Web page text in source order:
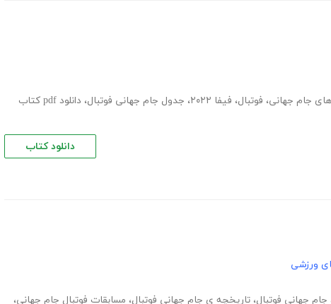
جام جهانی، فوتبال، فیفا ۲۰۲۲ ، جدول جام جهانی فوتبال،
دانلود pdf کتاب
دانلود کتاب
ورزشی
جام جهانی فوتبال، تاریخچه ی جام جهانی فوتبال، مسابقات فوتبال جام جهانی،